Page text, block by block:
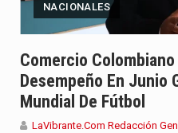
NACIONALES
Comercio
Desempeño En Junio
Mundial De Fútbol
LaVibrante.Com Redacción